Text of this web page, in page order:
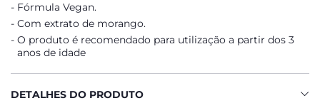
Fórmula Vegan.
Com extrato de morango.
O produto é recomendado para utilização a partir dos 3
anos de idade
DETALHES DO PRODUTO